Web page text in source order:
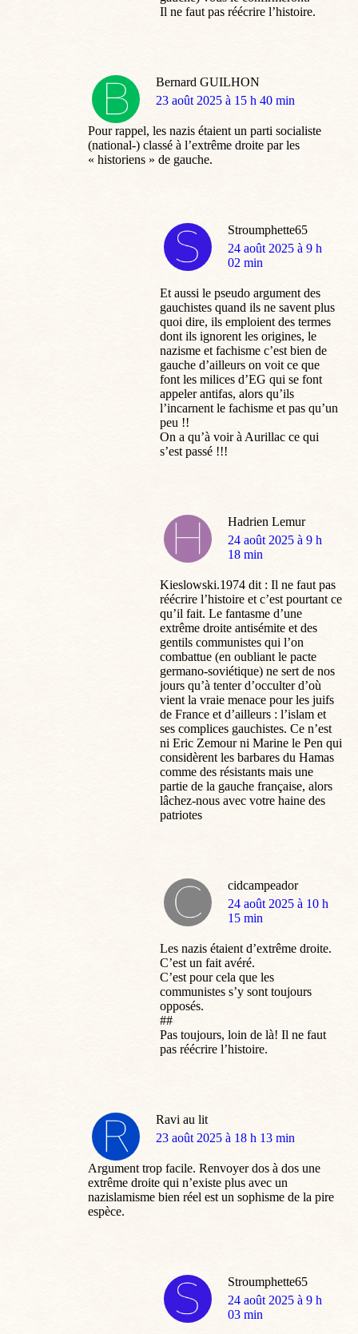
Il ne faut pas réécrire l’histoire.
Bernard GUILHON
dit
23 août 2025 à 15 h 40 min
Pour rappel, les nazis étaient un parti socialiste
(national-) classé à l’extrême droite par les
« historiens » de gauche.
Stroumphette65
dit
:
24 août 2025 à 9 h
02 min
Et aussi le pseudo argument des
gauchistes quand ils ne savent plus
quoi dire, ils emploient des termes
dont ils ignorent les origines, le
nazisme et fachisme c’est bien de
gauche d’ailleurs on voit ce que
font les milices d’EG qui se font
appeler antifas, alors qu’ils
l’incarnent le fachisme et pas qu’un
peu !!
On a qu’à voir à Aurillac ce qui
s’est passé !!!
Hadrien Lemur
dit
:
24 août 2025 à 9 h
18 min
Kieslowski.1974 dit : Il ne faut pas
réécrire l’histoire et c’est pourtant ce
qu’il fait. Le fantasme d’une
extrême droite antisémite et des
gentils communistes qui l’on
combattue (en oubliant le pacte
germano-soviétique) ne sert de nos
jours qu’à tenter d’occulter d’où
vient la vraie menace pour les juifs
de France et d’ailleurs : l’islam et
ses complices gauchistes. Ce n’est
ni Eric Zemour ni Marine le Pen qui
considèrent les barbares du Hamas
comme des résistants mais une
partie de la gauche française, alors
lâchez-nous avec votre haine des
patriotes
cidcampeador
dit
:
24 août 2025 à 10 h
15 min
Les nazis étaient d’extrême droite.
C’est un fait avéré.
C’est pour cela que les
communistes s’y sont toujours
opposés.
##
Pas toujours, loin de là! Il ne faut
pas réécrire l’histoire.
Ravi au lit
dit
23 août 2025 à 18 h 13 min
Argument trop facile. Renvoyer dos à dos une
extrême droite qui n’existe plus avec un
nazislamisme bien réel est un sophisme de la pire
espèce.
Stroumphette65
dit
:
24 août 2025 à 9 h
03 min